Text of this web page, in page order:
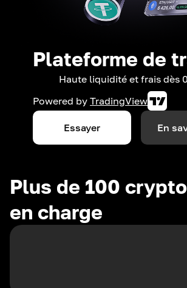
Plateforme de
Haute liquidité et frais dès
Powered by TradingView
Essayer En
Plus de 100
en charge